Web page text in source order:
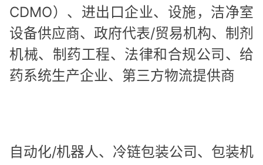
CDMO）、进出口企业、设施，洁净室
设备供应商、政府代表/贸易机构、制剂
机械、制药工程、法律和合规公司、给
药系统生产企业、第三方物流提供商
自动化/机器人、冷链包装公司、包装机